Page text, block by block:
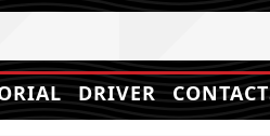
DRIVER